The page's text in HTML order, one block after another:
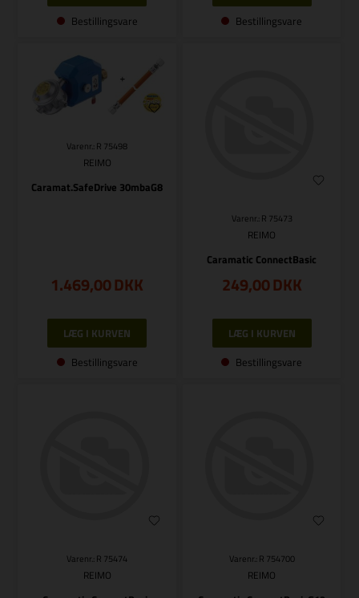
Bestillingsvare Bestillingsvare
Varenr.: R 75498
REIMO
Caramat.SafeDrive 30mbaG8
1.469,00DKK
Bestillingsvare
Varenr.: R 75473
REIMO
Caramatic ConnectBasic
249,00DKK
Bestillingsvare
Varenr.: R 75474
REIMO
Varenr.: R 754700
REIMO